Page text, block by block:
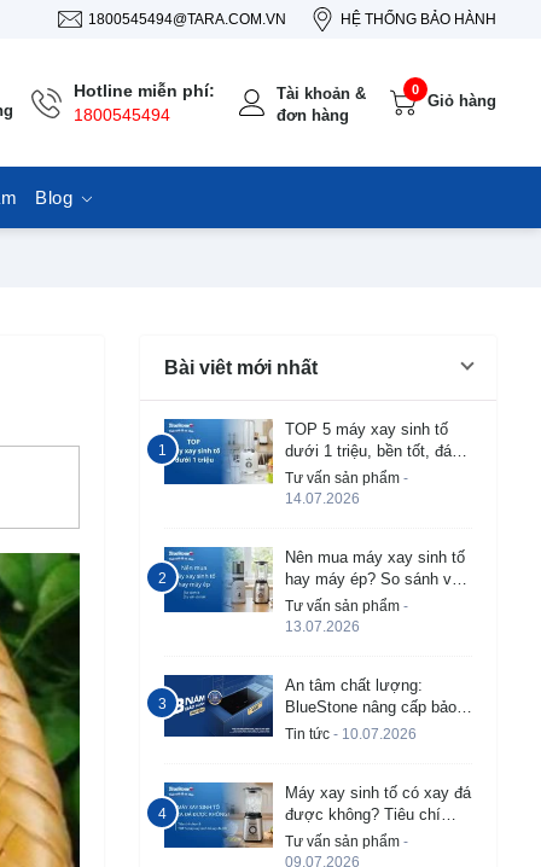
1800545494@TARA.COM.VN HỆ THỐNG BẢO HÀNH
Hotline miễn phí:
1800545494
Tài khoản &
đơn hàng
0
Giỏ hàng
Blog
Bài viêt mới nhất
TOP 5 máy xay sinh tố
dưới 1 triệu, bền tốt, đáng
mua 2026
Tư vấn sản phẩm -
14.07.2026
Nên mua máy xay sinh tố
hay máy ép? So sánh và
tư vấn chi tiết
Tư vấn sản phẩm -
13.07.2026
An tâm chất lượng:
BlueStone nâng cấp bảo
hành bếp từ âm lên đến 3
Tin tức - 10.07.2026
Máy xay sinh tố có xay đá
được không? Tiêu chí
chọn và TOP 5 máy tốt
Tư vấn sản phẩm -
09.07.2026